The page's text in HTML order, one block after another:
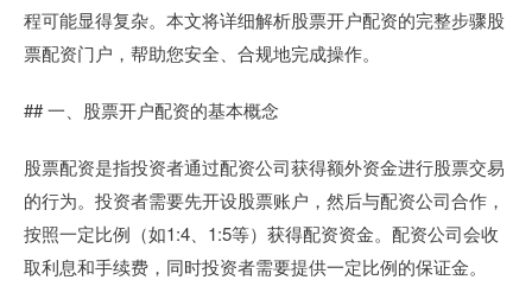
程可能显得复杂。本文将详细解析股票开户配资的完整步骤股
票配资门户，帮助您安全、合规地完成操作。
## 一、股票开户配资的基本概念
股票配资是指投资者通过配资公司获得额外资金进行股票交易
的行为。投资者需要先开设股票账户，然后与配资公司合作，
按照一定比例（如1:4、1:5等）获得配资资金。配资公司会收
取利息和手续费，同时投资者需要提供一定比例的保证金。